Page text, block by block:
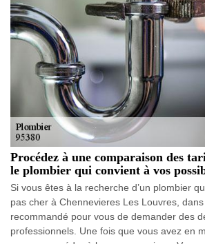
Procédez à une comparaison des
le plombier qui convient à vos
Si vous êtes à la recherche d’un plombier
pas cher à Chennevieres Les Louvres,
recommandé pour vous de demander des
professionnels. Une fois que vous avez en